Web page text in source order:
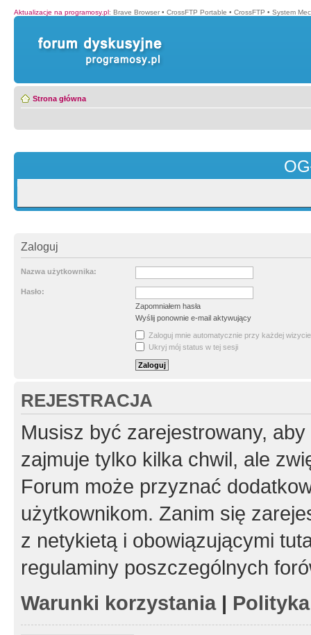
Aktualizacje na programosy.pl: Brave Browser • CrossFTP Portable • CrossFTP • System
Strona główna
Zaloguj
Nazwa użytkownika:
Hasło:
Zapomniałem hasła
Wyślij ponownie e-mail aktywujący
Zaloguj mnie automatycznie przy każdej wizycie
Ukryj mój status w tej sesji
REJESTRACJA
Musisz być zarejestrowany,
zajmuje tylko kilka chwil, ale
Forum może przyznać
użytkownikom. Zanim się
z netykietą i obowiązującymi
regulaminy poszczególnych
Warunki korzystania|